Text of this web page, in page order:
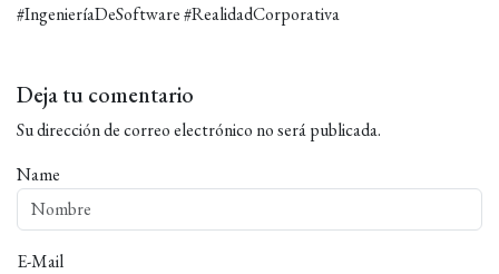
#IngenieríaDeSoftware #RealidadCorporativa
Deja tu comentario
Su dirección de correo electrónico no será publicada.
Name
E-Mail